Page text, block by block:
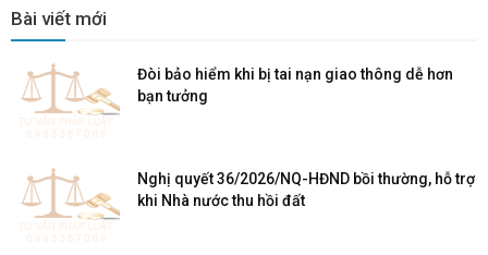
Bài viết mới
Đòi bảo hiểm khi bị tai nạn giao thông dễ hơn
bạn tưởng
Nghị quyết 36/2026/NQ-HĐND bồi thường, hỗ trợ
khi Nhà nước thu hồi đất